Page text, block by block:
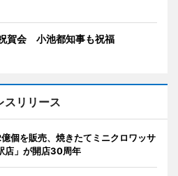
賀会 小池都知事も祝福
スリリース
億個を販売、焼きたてミニクロワッサ
店」が開店30周年